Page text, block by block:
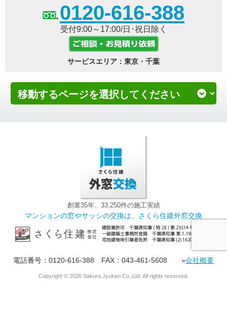
0120-616-388
受付9:00～17:00/日･祝日除く
サービスエリア：東京・千葉
創業35年、33,250件の施工実績
マンションの窓やサッシの交換は、さくら住建外窓交換
電話番号：0120-616-388 FAX：043-461-5608 »会社概要
Copyright © 2026 Sakura Jyuken Co.,Ltd. All rights reserved.